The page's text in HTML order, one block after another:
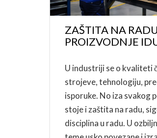
ZAŠTITA NA
PROIZVODNJE
U industriji se o kvaliteti
strojeve, tehnologiju,
isporuke. No iza svakog
stoje i zaštita na radu,
disciplina u radu. U